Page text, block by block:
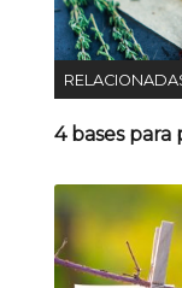
4 bases para